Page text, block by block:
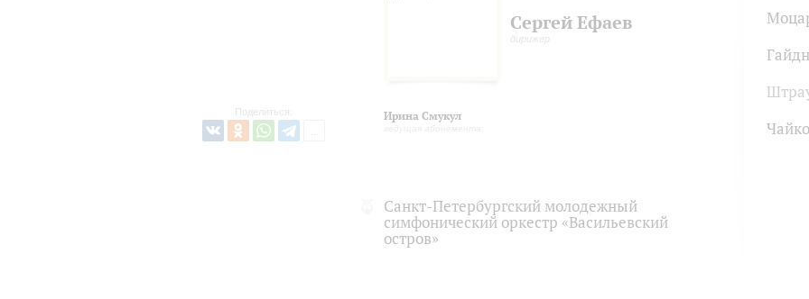
Поделиться:
Сергей Ефаев
дирижер
Ирина Смукул
Санкт-Петербургский молодежный
симфонический оркестр «Васильевский
остров»
Гайдн